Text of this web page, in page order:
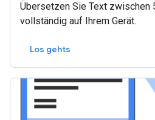
Übersetzen Sie Text zwischen
vollständig auf Ihrem Gerät.
Los gehts